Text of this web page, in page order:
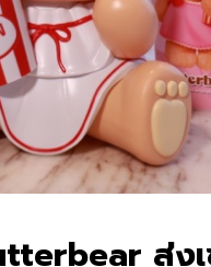
ส่ง